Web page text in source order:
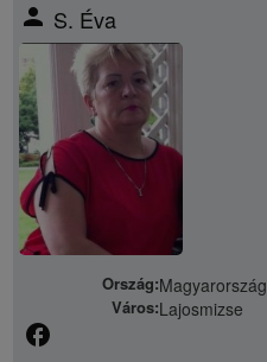
person S. Éva
Ország:Magyarország
Város:Lajosmizse
facebook